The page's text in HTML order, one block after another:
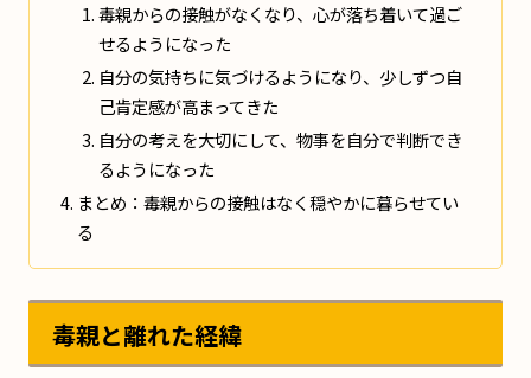
毒親からの接触がなくなり、心が落ち着いて過ご
せるようになった
自分の気持ちに気づけるようになり、少しずつ自
己肯定感が高まってきた
自分の考えを大切にして、物事を自分で判断でき
るようになった
まとめ：毒親からの接触はなく穏やかに暮らせてい
る
毒親と離れた経緯